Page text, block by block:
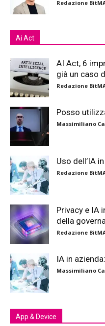
Redazione
Ai Act
AI Act, 6
già un caso
Redazione
Posso
Massimiliano
Uso dell’IA
Redazione
Privacy e IA
della
Redazione
IA in
Massimiliano
App & Device